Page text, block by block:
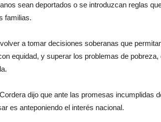
sean deportados o se introduzcan reglas
familias.
a tomar decisiones soberanas que
equidad, y superar los problemas de
dijo que ante las promesas incumplidas
es anteponiendo el interés nacional.